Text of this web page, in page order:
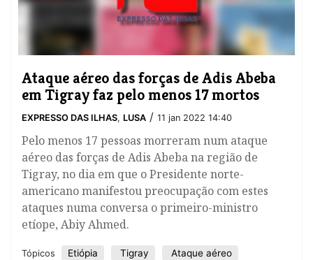
Ataque aéreo das forças de Adis Abeba
em Tigray faz pelo menos 17 mortos
EXPRESSO DAS ILHAS, LUSA / 11 jan 2022 14:40
Pelo menos 17 pessoas morreram num ataque
aéreo das forças de Adis Abeba na região de
Tigray, no dia em que o Presidente norte-
americano manifestou preocupação com estes
ataques numa conversa o primeiro-ministro
etíope, Abiy Ahmed.
Tópicos Etiópia Tigray Ataque aéreo